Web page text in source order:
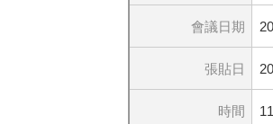
會議日期
張貼日
時間